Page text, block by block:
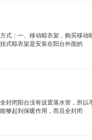
式：一、移动晾衣架，购买移
式晾衣架是安装在阳台外面的
封闭阳台没有设置落水管，所
够起到保暖作用，而且全封闭